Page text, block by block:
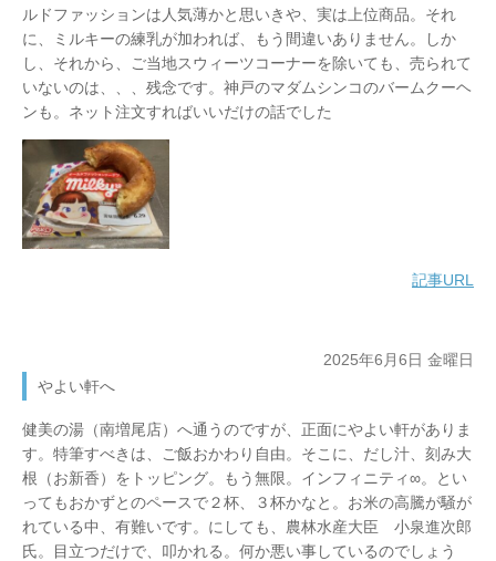
ルドファッションは人気薄かと思いきや、実は上位商品。それ
に、ミルキーの練乳が加われば、もう間違いありません。しか
し、それから、ご当地スウィーツコーナーを除いても、売られて
いないのは、、、残念です。神戸のマダムシンコのバームクーヘ
ンも。ネット注文すればいいだけの話でした
記事URL
2025年6月6日 金曜日
やよい軒へ
健美の湯（南増尾店）へ通うのですが、正面にやよい軒がありま
す。特筆すべきは、ご飯おかわり自由。そこに、だし汁、刻み大
根（お新香）をトッピング。もう無限。インフィニティ∞。とい
ってもおかずとのペースで２杯、３杯かなと。お米の高騰が騒が
れている中、有難いです。にしても、農林水産大臣 小泉進次郎
氏。目立つだけで、叩かれる。何か悪い事しているのでしょう